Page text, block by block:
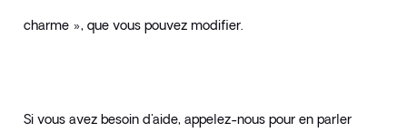
charme », que vous pouvez modifier.
Si vous avez besoin d'aide, appelez-nous pour en parler